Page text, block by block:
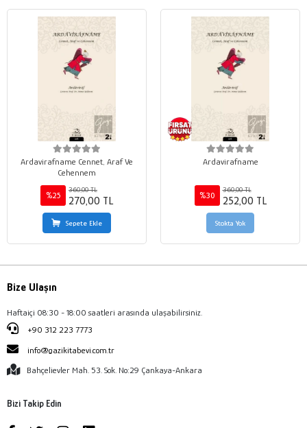
Ardavirafname Cennet, Araf Ve
Cehennem
%25
360,00 TL
270,00 TL
Sepete Ekle
Ardavirafname
%30
360,00 TL
252,00 TL
Stokta Yok
Bize Ulaşın
Haftaiçi 08:30 - 18:00 saatleri arasında ulaşabilirsiniz.
+90 312 223 7773
info@gazikitabevi.com.tr
Bahçelievler Mah. 53. Sok. No:29 Çankaya-Ankara
Bizi Takip Edin